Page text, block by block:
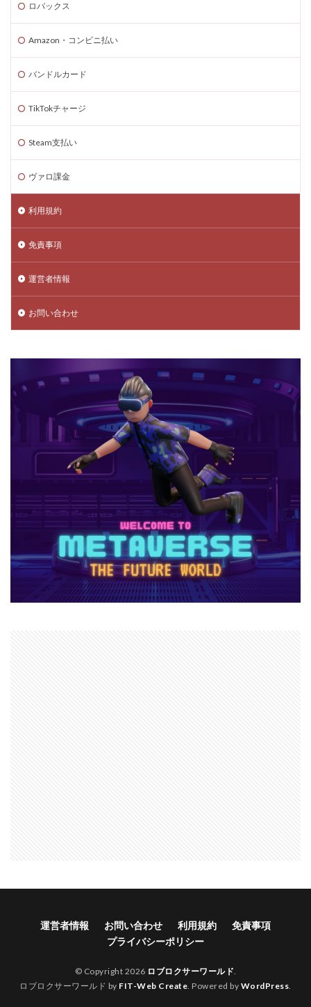
ロバックス
Amazon・コンビニ払い
バンドルカード
TikTokチャージ
Steam支払い
ヴァロ課金
利用規約
免責事項
運営者情報
お問い合わせ
運営者情報 お問い合わせ 利用規約
免責事項
プライバシーポリシー
© Copyright 2026 ロブロクサーワールド
ロブロクサーワールド by FIT-Web Create . Powered by WordPress